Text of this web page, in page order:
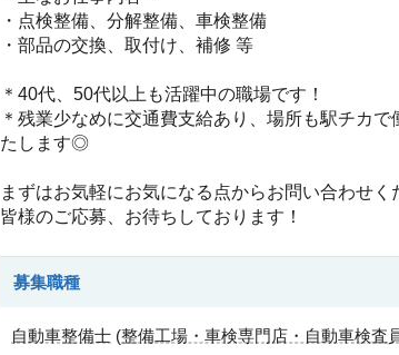
・点検整備、分解整備、車検整備
・部品の交換、取付け、補修 等
＊40代、50代以上も活躍中の職場です！
＊残業少なめに交通費支給あり、場所も駅チカ
たします◎
まずはお気軽にお気になる点からお問い合わせく
皆様のご応募、お待ちしております！
募集職種
自動車整備士 (整備工場・車検専門店・自動車検査